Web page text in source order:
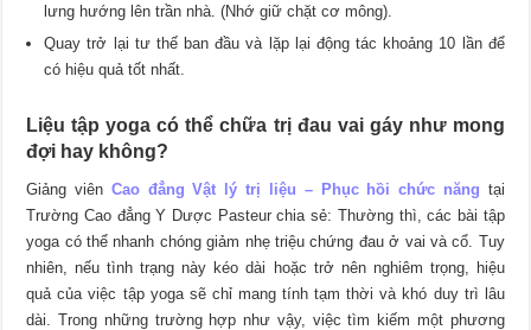
lưng hướng lên trần nhà. (Nhớ giữ chặt cơ mông).
Quay trở lại tư thế ban đầu và lặp lại động tác khoảng 10 lần để
có hiệu quả tốt nhất.
Liệu tập yoga có thể chữa trị đau vai gáy như mong
đợi hay không?
Giảng viên Cao đẳng Vật lý trị liệu – Phục hồi chức năng tại
Trường Cao đẳng Y Dược Pasteur chia sẻ: Thường thì, các bài tập
yoga có thể nhanh chóng giảm nhẹ triệu chứng đau ở vai và cổ. Tuy
nhiên, nếu tình trạng này kéo dài hoặc trở nên nghiêm trọng, hiệu
quả của việc tập yoga sẽ chỉ mang tính tạm thời và khó duy trì lâu
dài. Trong những trường hợp như vậy, việc tìm kiếm một phương